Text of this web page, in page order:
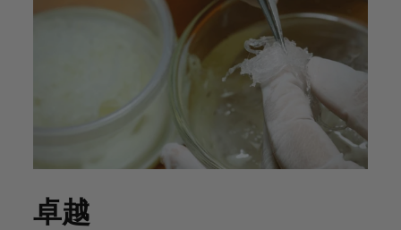
卓越